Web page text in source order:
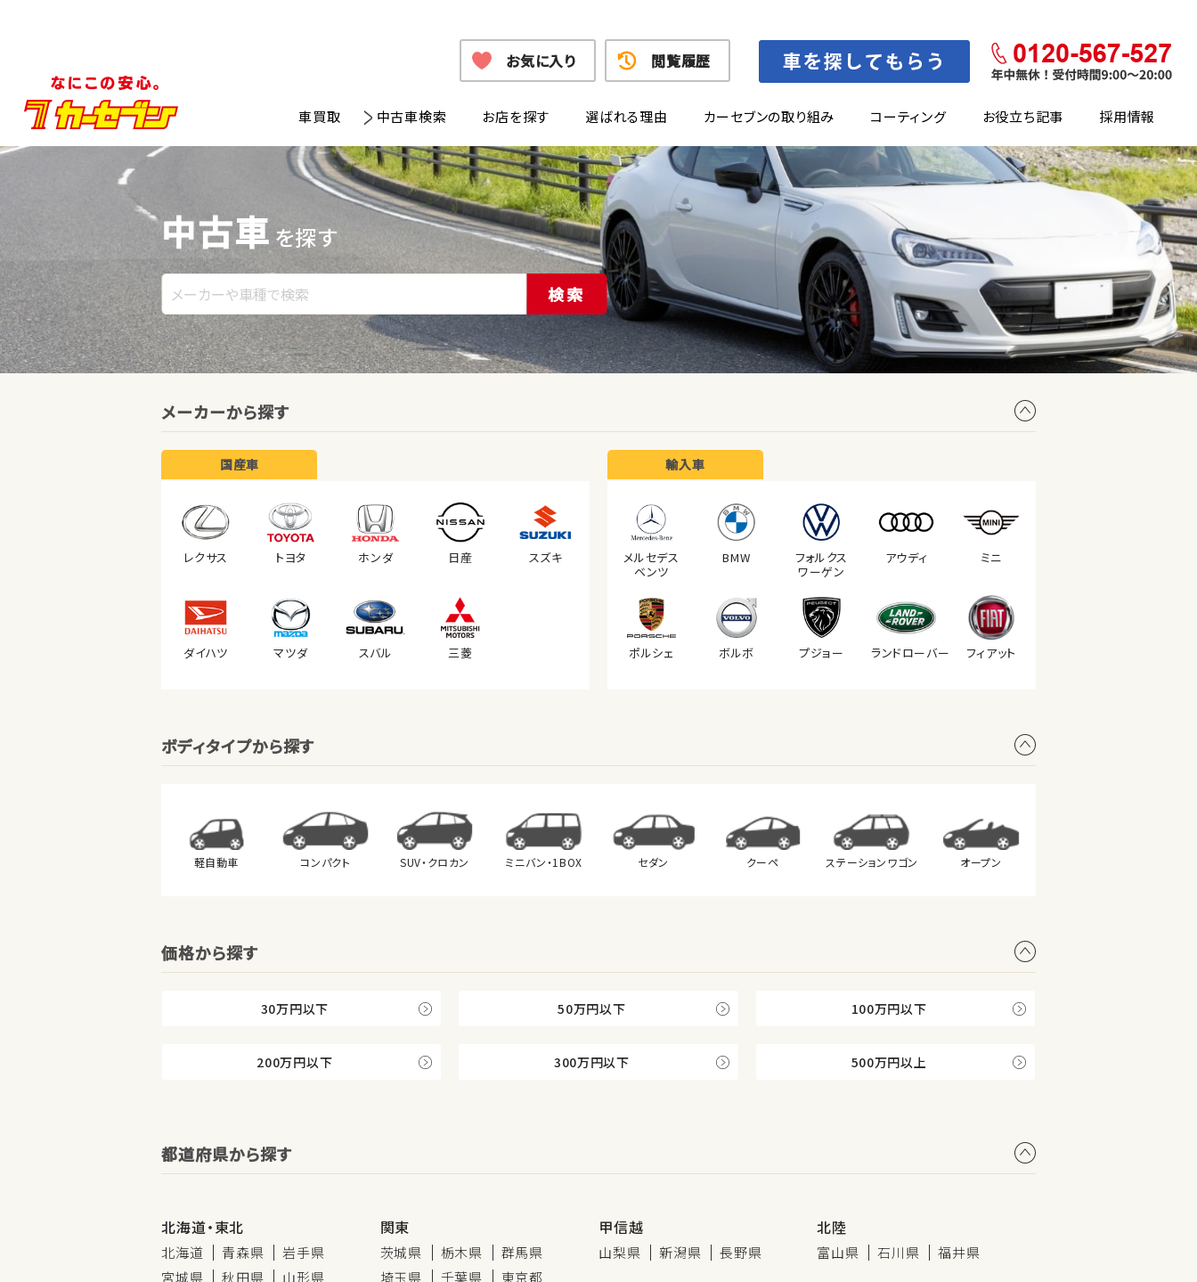
車買取 中古車検索 お店を探す 選ばれる理由 カーセブンの取り組み コーティング お役立ち記事 採用情報
お気に入り 閲覧履歴
中古車 を探す
検索
メーカーから探す
国産車
レクサス トヨタ ホンダ 日産 スズキ
ダイハツ マツダ スバル 三菱
輸入車
メルセデス
ベンツ
BMW
フォルクス
ワーゲン
アウディ ミニ
ポルシェ ボルボ プジョー ランドローバー フィアット
ボディタイプから探す
軽自動車 コンパクト SUV・クロカン ミニバン・1BOX セダン クーペ ステーション ワゴン オープン
価格から探す
30万円以下 50万円以下 100万円以下
200万円以下 300万円以下 500万円以上
都道府県から探す
北海道・東北
北海道 青森県
岩手県
宮城県
秋田県
山形県
関東
茨城県 栃木県
群馬県
埼玉県
千葉県
東京都
甲信越
山梨県 新潟県 長野県
北陸
富山県 石川県 福井県